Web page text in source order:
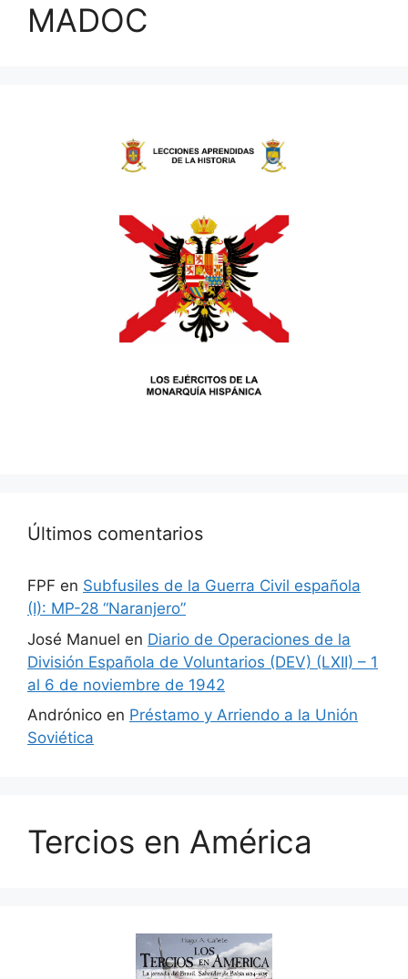
MADOC
Últimos comentarios
FPF en Subfusiles de la Guerra Civil española
(I): MP-28 “Naranjero”
José Manuel en Diario de Operaciones de la
División Española de Voluntarios (DEV) (LXII) – 1
al 6 de noviembre de 1942
Andrónico en Préstamo y Arriendo a la Unión
Soviética
Tercios en América